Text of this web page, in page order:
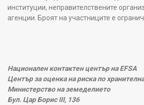
институции, неправителствените
агенции. Броят на участниците е
Национален контактен център на EFSA
Център за оценка на риска по
Министерство на земеделието
Бул. Цар Борис III, 136